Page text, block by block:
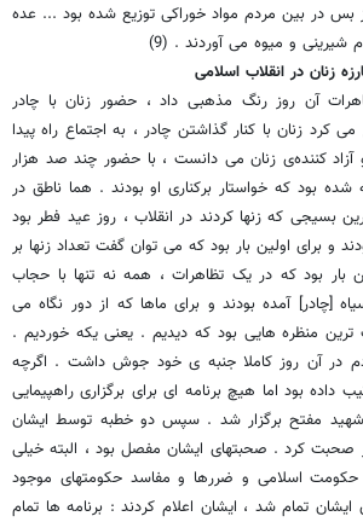
بس در بین مردم مواد خوراکی توزیع شده بود ... عده
شیرینی و میوه می آوردند . (9)
زنان در انقلاب اسلامی
آن روز رنگ مذهبی داد ، حضور زنان با چادر
کرد زنان با کنار گذاشتن چادر ، به اجتماع راه پیدا
کننده‌ی زنان می دانست ، با حضور چند صد هزار
بود که خواستار برکناری او بودند . هما ناطق در
بسیجی که زنها کردند در انقلاب ، روز عید فطر بود
و برای اولین بار بود که می توان گفت تعداد زنها بر
بار بود که در یک تظاهرات ، همه نه تنها با حجاب
[چادر] آمده بودند و برای ماها که از دور نگاه می
منظره هایی بود که دیدیم . یعنی یکه خوردیم .
در آن روز کاملا جنبه ی خود جوش داشت . اگرچه
داده بود اما هیچ برنامه ای برای برگزاری راهپیمایی
شهید مفتح برگزار شد . سپس دو خطبه توسط ایشان
صحبت کرد . صحبتهای ایشان مفصل بود ، البته خیلی
اسلامی و ضررها و مفاسد حکومتهای موجود
تمام شد ، ایشان اعلام کردند : برنامه ها تمام